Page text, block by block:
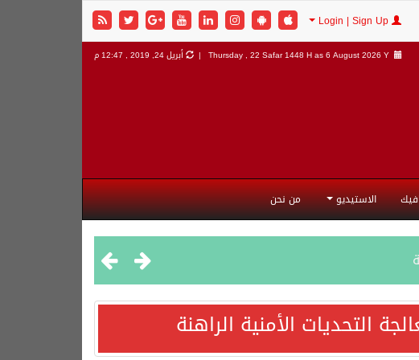
Thursday , 22 Safar 1448 H as6 August 2026 Y | أبريل 24, 2019 , 12:47 م
الاستيديو من نحن
التحديات الأمنية الراهنة